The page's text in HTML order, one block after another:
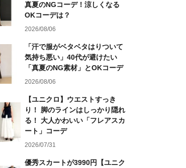
真夏のNGコーデ！涼しくなる
OKコーデは？
2026/08/06
「汗で服がベタベタはりついて
気持ち悪い」40代が避けたい
「真夏のNG素材」とOKコーデ
2026/08/06
【ユニクロ】ウエストすっき
り！ 脚のラインはしっかり隠れ
る！ 大人かわいい「フレアスカ
ート」コーデ
2026/07/31
優秀スカートが3990円【ユニク